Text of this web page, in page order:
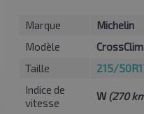
Marque
Michelin
Modèle
Taille
215/
Indice de
vitesse
W (270